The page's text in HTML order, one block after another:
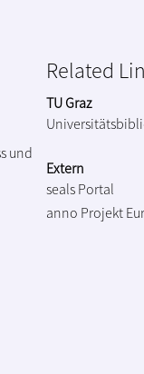
und
Related
TU Graz
Extern
seals Portal
anno Projekt